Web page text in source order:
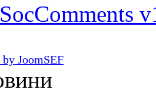
JoomSEF